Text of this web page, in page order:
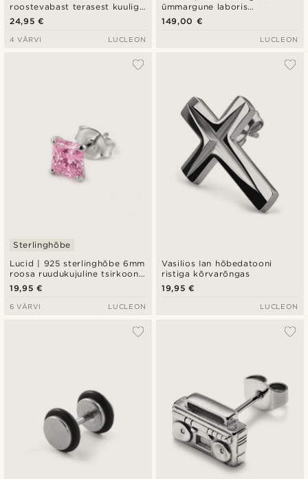
roostevabast terasest kuuliga
kõrvarõngas
24,95 €
4 VÄRVI LUCLEON
ümmargune laboris
kasvatatud teemantiga
kõrvarõngas – 4 mm 0,25 ct
149,00 €
LUCLEON
Lucid | 925 sterlinghõbe 6mm
roosa ruudukujuline tsirkooni
kõrvarõngas
(naelkõrvarõngas)
Sterlinghõbe
19,95 €
6 VÄRVI LUCLEON
Vasilios Ian hõbedatooni
ristiga kõrvarõngas
19,95 €
LUCLEON